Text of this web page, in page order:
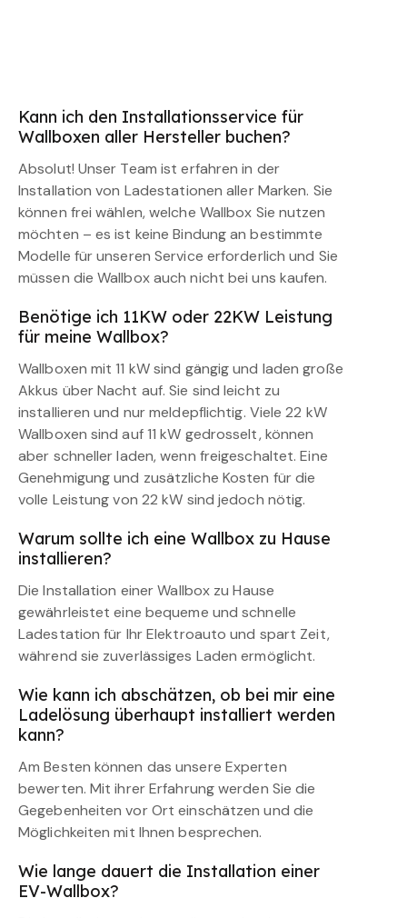
Kann ich den Installationsservice für
Wallboxen aller Hersteller buchen?
Absolut! Unser Team ist erfahren in der
Installation von Ladestationen aller Marken. Sie
können frei wählen, welche Wallbox Sie nutzen
möchten – es ist keine Bindung an bestimmte
Modelle für unseren Service erforderlich und Sie
müssen die Wallbox auch nicht bei uns kaufen.
Benötige ich 11KW oder 22KW Leistung
für meine Wallbox?
Wallboxen mit 11 kW sind gängig und laden große
Akkus über Nacht auf. Sie sind leicht zu
installieren und nur meldepflichtig. Viele 22 kW
Wallboxen sind auf 11 kW gedrosselt, können
aber schneller laden, wenn freigeschaltet. Eine
Genehmigung und zusätzliche Kosten für die
volle Leistung von 22 kW sind jedoch nötig.
Warum sollte ich eine Wallbox zu Hause
installieren?
Die Installation einer Wallbox zu Hause
gewährleistet eine bequeme und schnelle
Ladestation für Ihr Elektroauto und spart Zeit,
während sie zuverlässiges Laden ermöglicht.
Wie kann ich abschätzen, ob bei mir eine
Ladelösung überhaupt installiert werden
kann?
Am Besten können das unsere Experten
bewerten. Mit ihrer Erfahrung werden Sie die
Gegebenheiten vor Ort einschätzen und die
Möglichkeiten mit Ihnen besprechen.
Wie lange dauert die Installation einer
EV-Wallbox?